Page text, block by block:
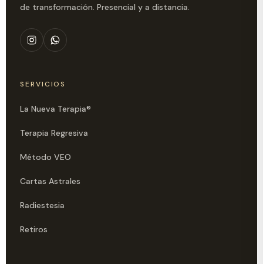
de transformación. Presencial y a distancia.
SERVICIOS
La Nueva Terapia®
Terapia Regresiva
Método VEO
Cartas Astrales
Radiestesia
Retiros